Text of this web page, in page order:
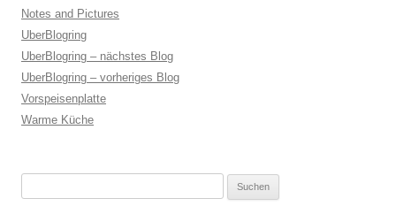
Notes and Pictures
UberBlogring
UberBlogring – nächstes Blog
UberBlogring – vorheriges Blog
Vorspeisenplatte
Warme Küche